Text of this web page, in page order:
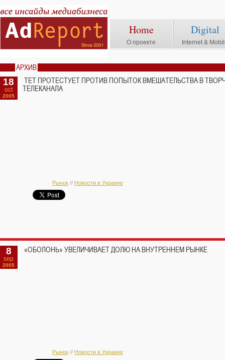
Home
О проекте
Digital
Internet &
АРХИВ
18
oct
2005
ТЕТ ПРОТЕСТУЕТ ПРОТИВ ПОПЫТОК ВМЕШАТЕЛЬСТВА В
ТЕЛЕКАНАЛА
Рынок // Новости в Украине
8
sep
2005
«ОБОЛОНЬ» УВЕЛИЧИВАЕТ ДОЛЮ НА ВНУТРЕННЕМ РЫНКЕ
Рынок // Новости в Украине